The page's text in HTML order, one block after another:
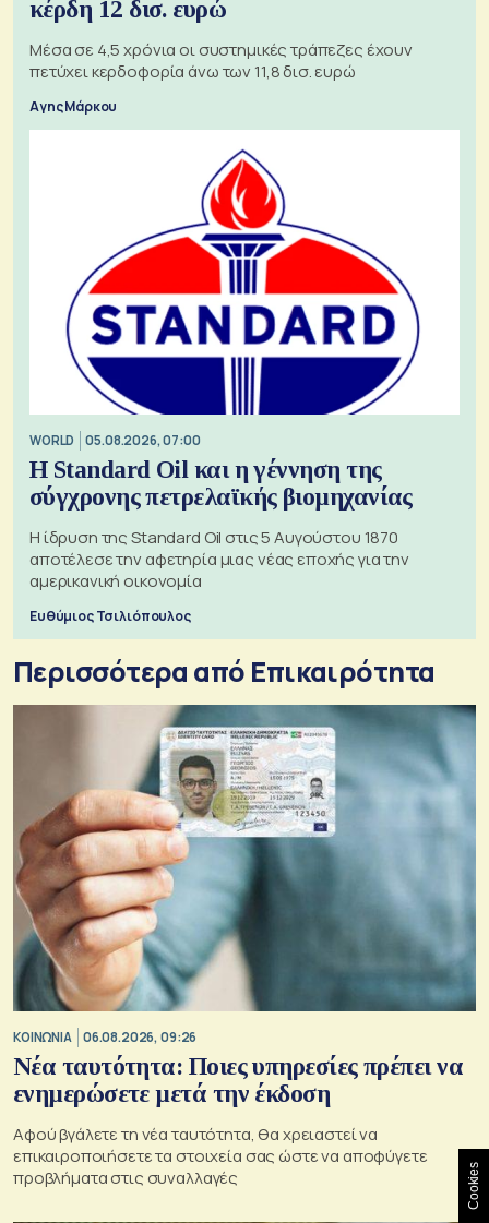
κέρδη 12 δισ. ευρώ
Μέσα σε 4,5 χρόνια οι συστημικές τράπεζες έχουν
πετύχει κερδοφορία άνω των 11,8 δισ. ευρώ
Αγης Μάρκου
WORLD 05.08.2026, 07:00
Η Standard Oil και η γέννηση της
σύγχρονης πετρελαϊκής βιομηχανίας
Η ίδρυση της Standard Oil στις 5 Αυγούστου 1870
αποτέλεσε την αφετηρία μιας νέας εποχής για την
αμερικανική οικονομία
Ευθύμιος Τσιλιόπουλος
Περισσότερα από Επικαιρότητα
ΚΟΙΝΩΝΙΑ 06.08.2026, 09:26
Νέα ταυτότητα: Ποιες υπηρεσίες πρέπει να
ενημερώσετε μετά την έκδοση
Αφού βγάλετε τη νέα ταυτότητα, θα χρειαστεί να
επικαιροποιήσετε τα στοιχεία σας ώστε να αποφύγετε
προβλήματα στις συναλλαγές
Cookies